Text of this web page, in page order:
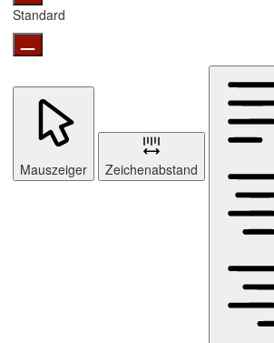
Standard
Mauszeiger Zeichenabstand